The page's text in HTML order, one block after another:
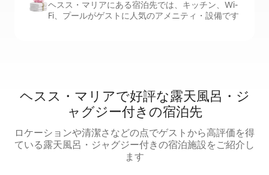
ヘスス・マリアにある宿泊先では、キッチン、Wi-
Fi、プールがゲストに人気のアメニティ・設備です
ヘスス・マリアで好評な露天風呂・ジ
ャグジー付きの宿泊先
ロケーションや清潔さなどの点でゲストから高評価を得
ている露天風呂・ジャグジー付きの宿泊施設をご紹介し
ます